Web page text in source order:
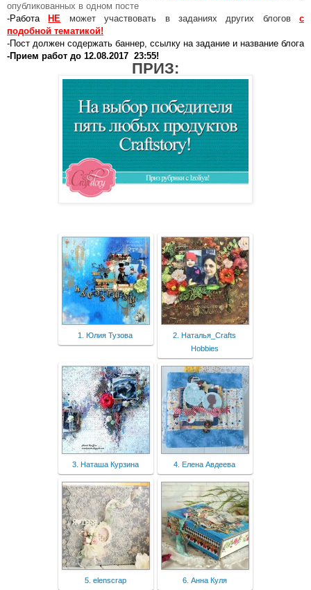
опубликованных в одном посте
-Работа
НЕ может участвовать в заданиях других блогов с
подобной тематикой!
-Пост должен содержать баннер, ссылку на задание и название блога
-Прием работ до 12.08.2017 23:55!
ПРИЗ:
1. Юлия Тузова
2. Наталья_Crafts
Hobbies
3. Наташа Курзина 4. Елена Авдеева
5. elenscrap 6. Анна Куля